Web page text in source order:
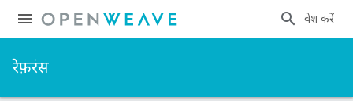
प्रवेश करें
रेफ़रंस